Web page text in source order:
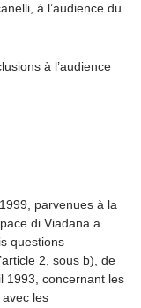
à l’audience du
à l’audience
parvenues à la
di Viadana a
questions
2, sous b), de
1993, concernant les
les